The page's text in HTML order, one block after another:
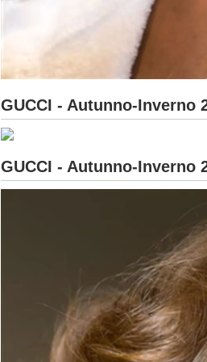
GUCCI - Autunno-Inverno
GUCCI - Autunno-Inverno